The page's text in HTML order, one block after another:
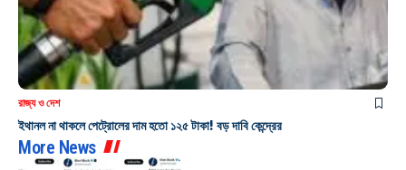
রাজ্য ও দেশ
ইথানল না থাকলে পেট্রোলের দাম হতো ১২৫ টাকা! বড় দাবি কেন্দ্রের
More News